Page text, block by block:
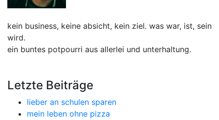
kein business, keine absicht, kein ziel. was war, ist, sein
wird.
ein buntes potpourri aus allerlei und unterhaltung.
Letzte Beiträge
lieber an schulen sparen
mein leben ohne pizza